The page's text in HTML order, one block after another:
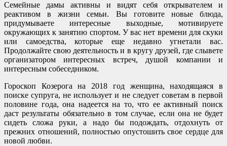
Семейные дамы активны и видят себя открывателем и
реактивом в жизни семьи. Вы готовите новые блюда,
придумываете интересные выходные, мотивируете
окружающих к занятию спортом. У вас нет времени для скуки
или самоедства, которые еще недавно угнетали вас.
Продолжайте свою деятельность и в кругу друзей, где слывете
организатором интересных встреч, душой компании и
интересным собеседником.
Гороскоп Козерога на 2018 год женщина, находящаяся в
поиске супруга, не использует и не следует советам в первой
половине года, она надеется на то, что ее активный поиск
даст результаты обязательно в том случае, если она не будет
сидеть сложа руки, а надо бы подождать, отдохнуть от
прежних отношений, полностью опустошить свое сердце для
новой любви.